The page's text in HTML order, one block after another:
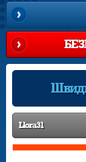
Llora31